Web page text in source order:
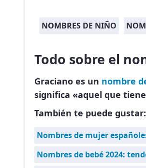
NOMBRES DE NIÑO
Todo sobre el
Graciano es un nombre
significa «aquel que tiene
También te puede gustar:
Nombres de mujer
Nombres de bebé 2024: